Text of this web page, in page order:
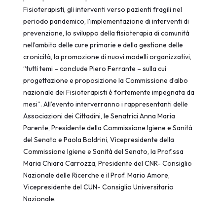
Fisioterapisti, gli interventi verso pazienti fragili nel
periodo pandemico, l’implementazione di interventi di
prevenzione, lo sviluppo della fisioterapia di comunità
nell’ambito delle cure primarie e della gestione delle
cronicità, la promozione di nuovi modelli organizzativi,
“tutti temi – conclude Piero Ferrante – sulla cui
progettazione e proposizione la Commissione d’albo
nazionale dei Fisioterapisti è fortemente impegnata da
mesi”. All’evento interverranno i rappresentanti delle
Associazioni dei Cittadini, le Senatrici Anna Maria
Parente, Presidente della Commissione Igiene e Sanità
del Senato e Paola Boldrini, Vicepresidente della
Commissione Igiene e Sanità del Senato, la Prof.ssa
Maria Chiara Carrozza, Presidente del CNR- Consiglio
Nazionale delle Ricerche e il Prof. Mario Amore,
Vicepresidente del CUN- Consiglio Universitario
Nazionale.